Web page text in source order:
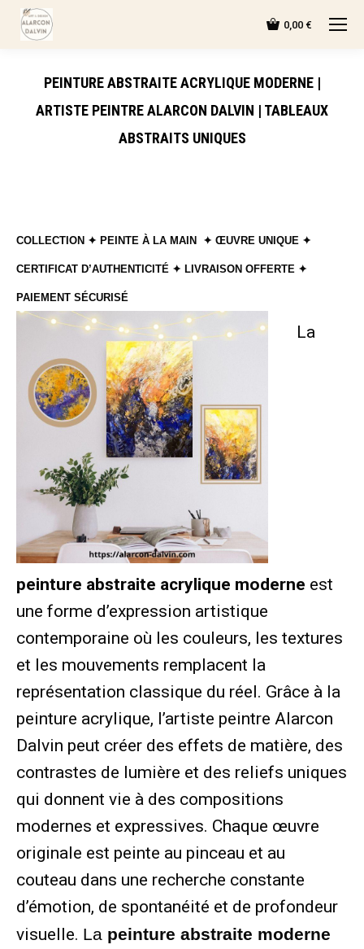
0,00 €
PEINTURE ABSTRAITE ACRYLIQUE MODERNE |
ARTISTE PEINTRE ALARCON DALVIN | TABLEAUX
ABSTRAITS UNIQUES
COLLECTION ✦ PEINTE À LA MAIN ✦ ŒUVRE UNIQUE ✦
CERTIFICAT D’AUTHENTICITÉ ✦ LIVRAISON OFFERTE ✦
PAIEMENT SÉCURISÉ
La
peinture abstraite acrylique moderne est
une forme d’expression artistique
contemporaine où les couleurs, les textures
et les mouvements remplacent la
représentation classique du réel. Grâce à la
peinture acrylique, l’artiste peintre Alarcon
Dalvin peut créer des effets de matière, des
contrastes de lumière et des reliefs uniques
qui donnent vie à des compositions
modernes et expressives. Chaque œuvre
originale est peinte au pinceau et au
couteau dans une recherche constante
d’émotion, de spontanéité et de profondeur
visuelle. La peinture abstraite moderne